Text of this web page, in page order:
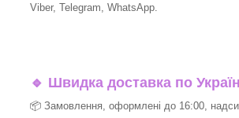
Viber, Telegram, WhatsApp.
🔹 Швидка доставка по
📦 Замовлення, оформлені до 16:00,